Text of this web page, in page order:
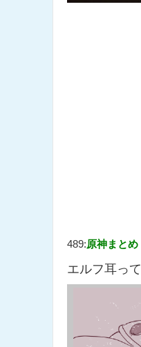
489:原神まとめ
エルフ耳っ